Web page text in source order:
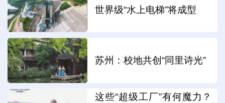
世界级“水上电梯”将成型
苏州：校地共创“同里诗光”
这些“超级工厂”有何魔力？